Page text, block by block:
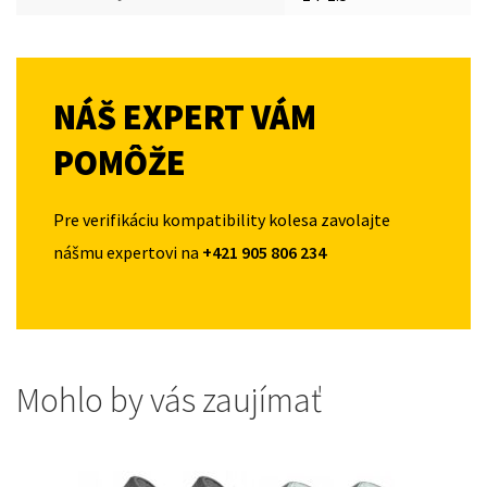
NÁŠ EXPERT VÁM
POMÔŽE
Pre verifikáciu kompatibility kolesa zavolajte
nášmu expertovi na +421 905 806 234
Mohlo by vás zaujímať